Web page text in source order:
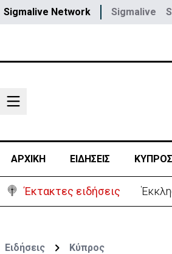
Sigmalive Network Sigmalive
ΑΡΧΙΚΗ ΕΙΔΗΣΕΙΣ ΚΥΠΡΟΣ
Έκτακτες ειδήσεις
Ειδήσεις Κύπρος